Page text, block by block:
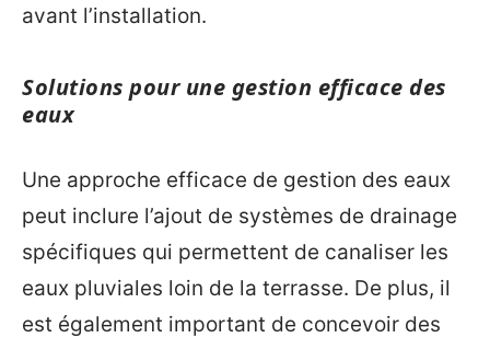
avant l’installation.
Solutions pour une gestion efficace des
eaux
Une approche efficace de gestion des eaux
peut inclure l’ajout de systèmes de drainage
spécifiques qui permettent de canaliser les
eaux pluviales loin de la terrasse. De plus, il
est également important de concevoir des